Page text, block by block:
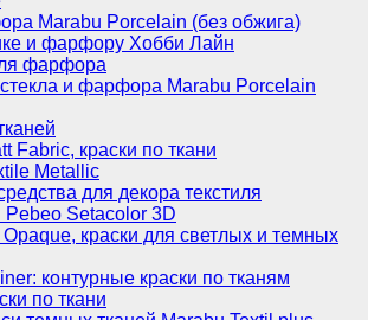
Marabu Porcelain (без обжига)
и фарфору Хобби Лайн
фарфора
и фарфора Marabu Porcelain
Fabric, краски по ткани
Metallic
для декора текстиля
Pebeo Setacolor 3D
краски для светлых и темных
контурные краски по тканям
по ткани